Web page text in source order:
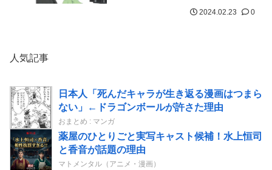
2024.02.23 0
人気記事
日本人「死んだキャラが生き返る漫画はつまら
ない」←ドラゴンボールが許さた理由
おまとめ : マンガ
薬屋のひとりごと実写キャスト候補！水上恒司
と香音が話題の理由
マトメンタル（アニメ・漫画）